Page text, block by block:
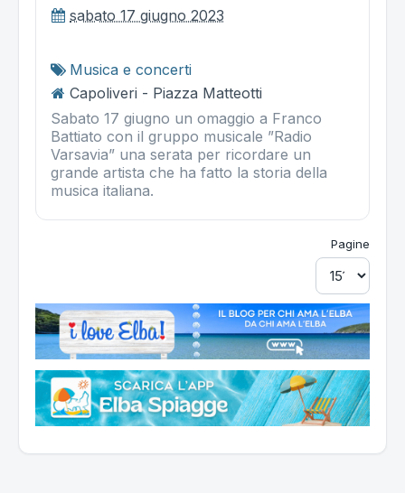
sabato 17 giugno 2023
Musica e concerti
Capoliveri - Piazza Matteotti
Sabato 17 giugno un omaggio a Franco
Battiato con il gruppo musicale ”Radio
Varsavia” una serata per ricordare un
grande artista che ha fatto la storia della
musica italiana.
Pagine